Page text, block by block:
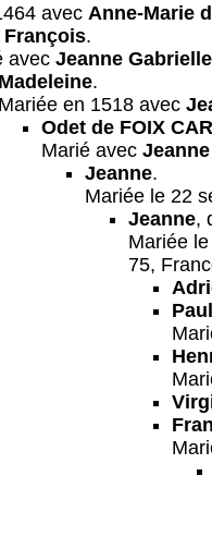
avec Anne-Marie
François.
avec Jeanne
Madeleine.
Mariée en 1518 avec
Odet de FOIX
Marié avec
Jeanne.
Mariée le 22
Jeanne,
Mariée
75,
Paul